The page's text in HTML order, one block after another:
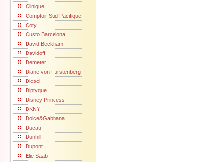
Clinique
Comptoir Sud Pacifique
Coty
Custo Barcelona
David Beckham
Davidoff
Demeter
Diane von Furstenberg
Diesel
Diptyque
Disney Princess
DKNY
Dolce&Gabbana
Ducati
Dunhill
Dupont
Elie Saab